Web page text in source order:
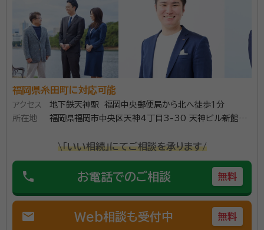
福岡県糸田町に対応可能
アクセス
地下鉄天神駅 福岡中央郵便局から北へ徒歩１分
所在地
福岡県福岡市中央区天神4丁目3-30 天神ビル新館2
\「いい相続」にてご相談を承ります/
phone お電話でのご相談 無料
mail Web相談も受付中 無料